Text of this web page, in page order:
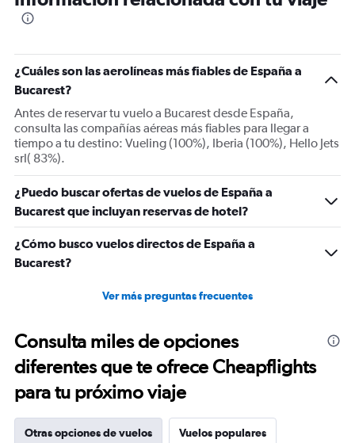
¿Cuáles son las aerolíneas más fiables de España a
Bucarest?
Antes de reservar tu vuelo a Bucarest desde España,
consulta las compañías aéreas más fiables para llegar a
tiempo a tu destino: Vueling (100%), Iberia (100%), Hello Jets
srl( 83%).
¿Puedo buscar ofertas de vuelos de España a
Bucarest que incluyan reservas de hotel?
¿Cómo busco vuelos directos de España a
Bucarest?
Ver más preguntas frecuentes
Consulta miles de opciones
diferentes que te ofrece Cheapflights
para tu próximo viaje
Otras opciones de vuelos Vuelos populares